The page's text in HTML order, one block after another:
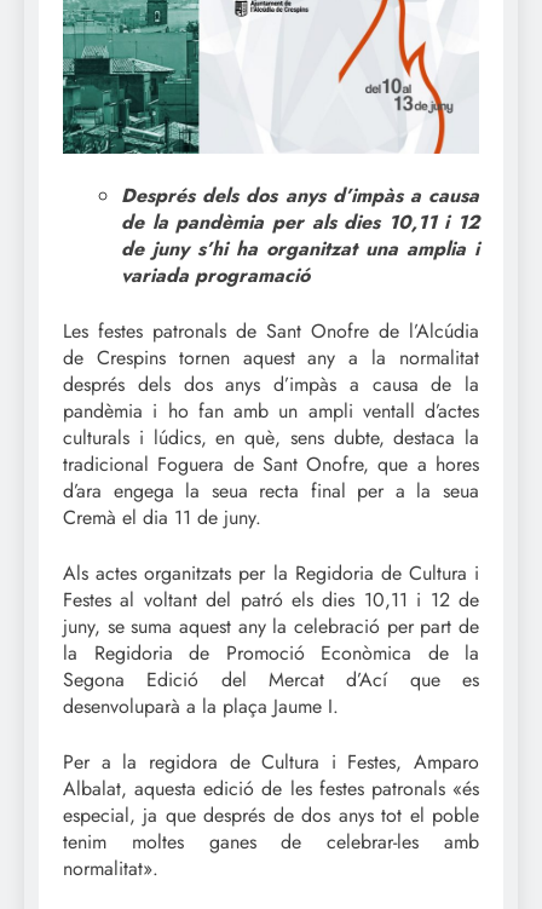
Després dels dos anys d’impàs a causa
de la pandèmia per als dies 10,11 i 12
de juny s’hi ha organitzat una amplia i
variada programació
Les festes patronals de Sant Onofre de l’Alcúdia
de Crespins tornen aquest any a la normalitat
després dels dos anys d’impàs a causa de la
pandèmia i ho fan amb un ampli ventall d’actes
culturals i lúdics, en què, sens dubte, destaca la
tradicional Foguera de Sant Onofre, que a hores
d’ara engega la seua recta final per a la seua
Cremà el dia 11 de juny.
Als actes organitzats per la Regidoria de Cultura i
Festes al voltant del patró els dies 10,11 i 12 de
juny, se suma aquest any la celebració per part de
la Regidoria de Promoció Econòmica de la
Segona Edició del Mercat d’Ací que es
desenvoluparà a la plaça Jaume I.
Per a la regidora de Cultura i Festes, Amparo
Albalat, aquesta edició de les festes patronals «és
especial, ja que després de dos anys tot el poble
tenim moltes ganes de celebrar-les amb
normalitat».